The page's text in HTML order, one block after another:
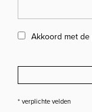
Akkoord met de
* verplichte velden